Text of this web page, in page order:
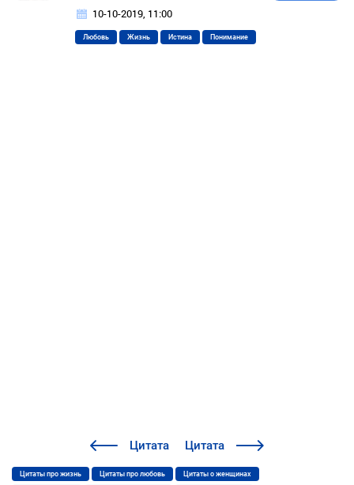
10-10-2019, 11:00
Любовь Жизнь Истина Понимание
Цитата Цитата
Цитаты про жизнь Цитаты про любовь Цитаты о женщинах